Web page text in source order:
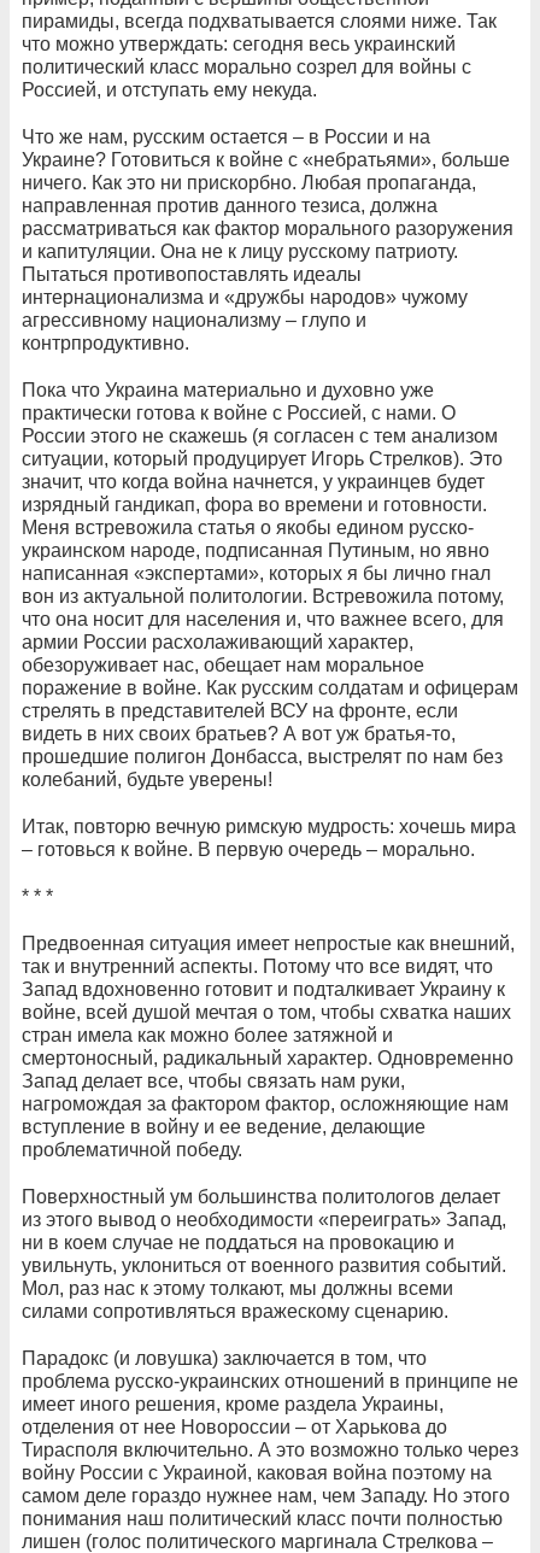
пирамиды, всегда подхватывается слоями ниже. Так
что можно утверждать: сегодня весь украинский
политический класс морально созрел для войны с
Россией, и отступать ему некуда.
Что же нам, русским остается – в России и на
Украине? Готовиться к войне с «небратьями», больше
ничего. Как это ни прискорбно. Любая пропаганда,
направленная против данного тезиса, должна
рассматриваться как фактор морального разоружения
и капитуляции. Она не к лицу русскому патриоту.
Пытаться противопоставлять идеалы
интернационализма и «дружбы народов» чужому
агрессивному национализму – глупо и
контрпродуктивно.
Пока что Украина материально и духовно уже
практически готова к войне с Россией, с нами. О
России этого не скажешь (я согласен с тем анализом
ситуации, который продуцирует Игорь Стрелков). Это
значит, что когда война начнется, у украинцев будет
изрядный гандикап, фора во времени и готовности.
Меня встревожила статья о якобы едином русско-
украинском народе, подписанная Путиным, но явно
написанная «экспертами», которых я бы лично гнал
вон из актуальной политологии. Встревожила потому,
что она носит для населения и, что важнее всего, для
армии России расхолаживающий характер,
обезоруживает нас, обещает нам моральное
поражение в войне. Как русским солдатам и офицерам
стрелять в представителей ВСУ на фронте, если
видеть в них своих братьев? А вот уж братья-то,
прошедшие полигон Донбасса, выстрелят по нам без
колебаний, будьте уверены!
Итак, повторю вечную римскую мудрость: хочешь мира
– готовься к войне. В первую очередь – морально.
* * *
Предвоенная ситуация имеет непростые как внешний,
так и внутренний аспекты. Потому что все видят, что
Запад вдохновенно готовит и подталкивает Украину к
войне, всей душой мечтая о том, чтобы схватка наших
стран имела как можно более затяжной и
смертоносный, радикальный характер. Одновременно
Запад делает все, чтобы связать нам руки,
нагромождая за фактором фактор, осложняющие нам
вступление в войну и ее ведение, делающие
проблематичной победу.
Поверхностный ум большинства политологов делает
из этого вывод о необходимости «переиграть» Запад,
ни в коем случае не поддаться на провокацию и
увильнуть, уклониться от военного развития событий.
Мол, раз нас к этому толкают, мы должны всеми
силами сопротивляться вражескому сценарию.
Парадокс (и ловушка) заключается в том, что
проблема русско-украинских отношений в принципе не
имеет иного решения, кроме раздела Украины,
отделения от нее Новороссии – от Харькова до
Тирасполя включительно. А это возможно только через
войну России с Украиной, каковая война поэтому на
самом деле гораздо нужнее нам, чем Западу. Но этого
понимания наш политический класс почти полностью
лишен (голос политического маргинала Стрелкова –